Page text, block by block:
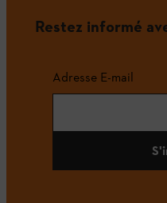
Restez informé
Adresse E-mail